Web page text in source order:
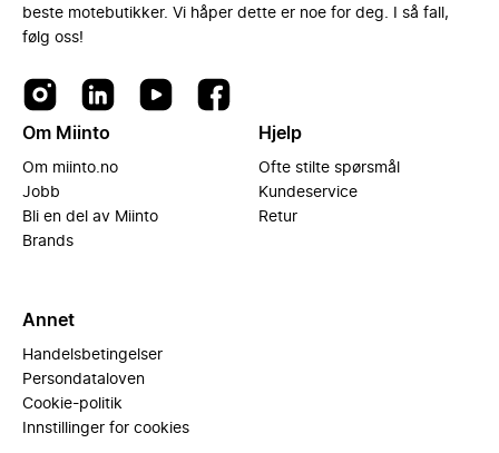
beste motebutikker. Vi håper dette er noe for deg. I så fall,
følg oss!
Om Miinto
Om miinto.no
Jobb
Bli en del av Miinto
Brands
Hjelp
Ofte stilte spørsmål
Kundeservice
Retur
Annet
Handelsbetingelser
Persondataloven
Cookie-politik
Innstillinger for cookies